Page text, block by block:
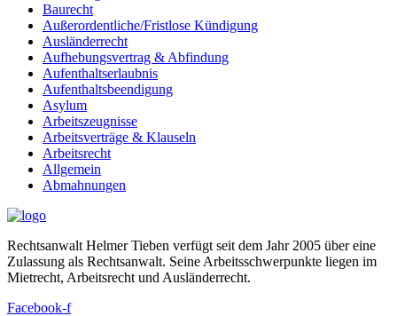
Baurecht
Außerordentliche/Fristlose Kündigung
Ausländerrecht
Aufhebungsvertrag & Abfindung
Aufenthaltserlaubnis
Aufenthaltsbeendigung
Asylum
Arbeitszeugnisse
Arbeitsverträge & Klauseln
Arbeitsrecht
Allgemein
Abmahnungen
Rechtsanwalt Helmer Tieben verfügt seit dem Jahr 2005 über eine
Zulassung als Rechtsanwalt. Seine Arbeitsschwerpunkte liegen im
Mietrecht, Arbeitsrecht und Ausländerrecht.
Facebook-f